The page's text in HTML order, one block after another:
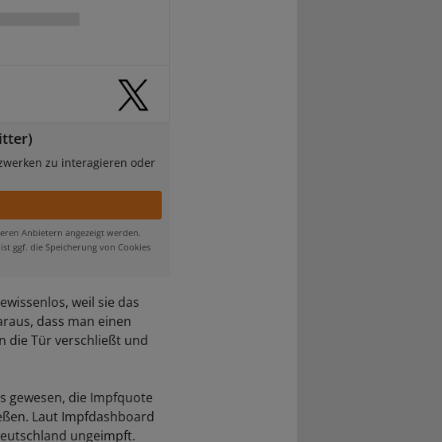
zu interagieren oder
Anbietern angezeigt werden.
ggf. die Speicherung von Cookies
weil sie das
dass man einen
die Tür verschließt und
gewesen, die Impfquote
Laut Impfdashboard
ungeimpft.